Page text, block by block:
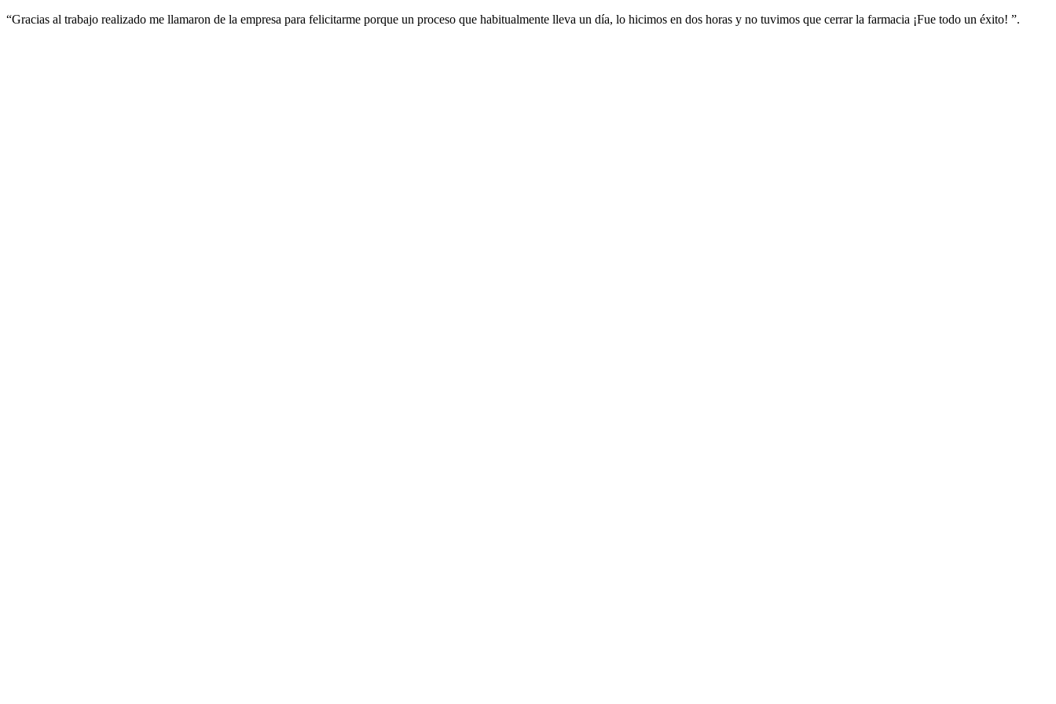
“Gracias al trabajo realizado me llamaron de la empresa para felicitarme porque un proceso que habitualmente lleva un día, lo hicimos en dos horas y no tuvimos que cerrar la farmacia ¡Fue todo un éxito! ”.